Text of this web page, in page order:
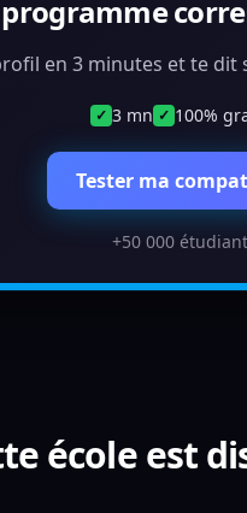
programme
en 3 minutes et te
✓ 3 mn ✓ 100%
Tester ma
+50 000
école est